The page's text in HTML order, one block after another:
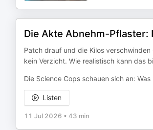
Die Akte Abnehm-Pflaster:
Patch drauf und die Kilos
kein Verzicht. Wie realistisch kann das
Die Science Cops schauen sich an:
Listen
11 Jul 2026 • 43 min